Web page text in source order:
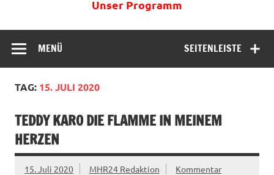
Unser Programm
SEITENLEISTE
MENÜ
TAG: 15. JULI 2020
TEDDY KARO DIE FLAMME IN MEINEM
HERZEN
15. Juli 2020 MHR24 Redaktion
Kommentar